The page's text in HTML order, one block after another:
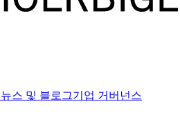
뉴스 및 블로그기업 거버넌스